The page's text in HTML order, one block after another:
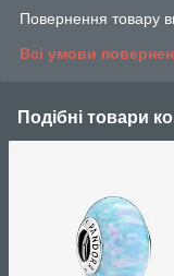
Повернення товару
Всі умови
Подібні товари